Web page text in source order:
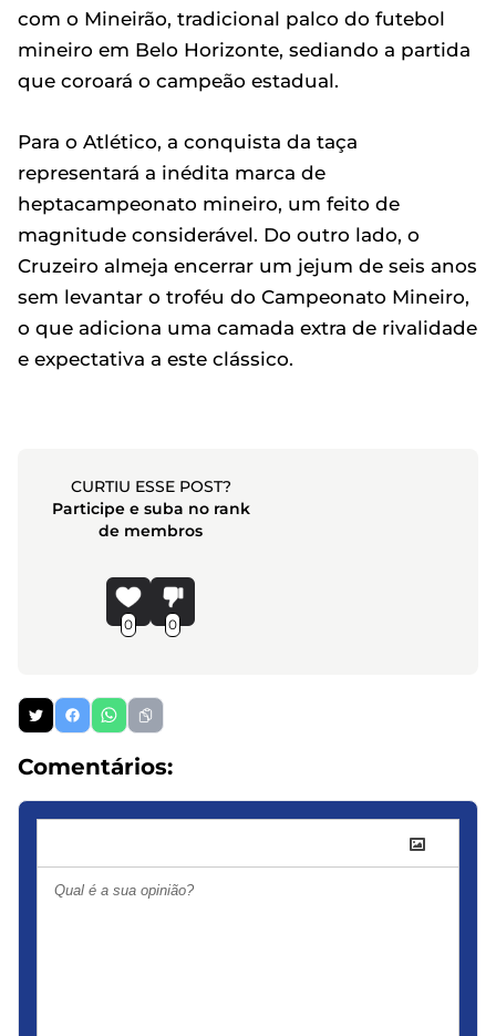
com o Mineirão, tradicional palco do futebol
mineiro em Belo Horizonte, sediando a partida
que coroará o campeão estadual.
Para o Atlético, a conquista da taça
representará a inédita marca de
heptacampeonato mineiro, um feito de
magnitude considerável. Do outro lado, o
Cruzeiro almeja encerrar um jejum de seis anos
sem levantar o troféu do Campeonato Mineiro,
o que adiciona uma camada extra de rivalidade
e expectativa a este clássico.
CURTIU ESSE POST?
Participe e suba no rank
de membros
0 0
Comentários: